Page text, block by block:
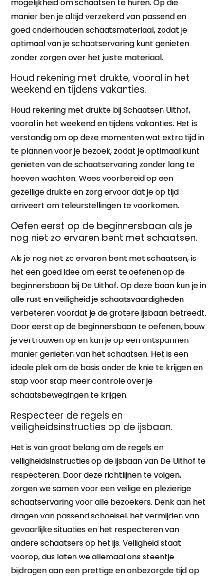
mogelijkheid om schaatsen te huren. Op die
manier ben je altijd verzekerd van passend en
goed onderhouden schaatsmateriaal, zodat je
optimaal van je schaatservaring kunt genieten
zonder zorgen over het juiste materiaal.
Houd rekening met drukte, vooral in het
weekend en tijdens vakanties.
Houd rekening met drukte bij Schaatsen Uithof,
vooral in het weekend en tijdens vakanties. Het is
verstandig om op deze momenten wat extra tijd in
te plannen voor je bezoek, zodat je optimaal kunt
genieten van de schaatservaring zonder lang te
hoeven wachten. Wees voorbereid op een
gezellige drukte en zorg ervoor dat je op tijd
arriveert om teleurstellingen te voorkomen.
Oefen eerst op de beginnersbaan als je
nog niet zo ervaren bent met schaatsen.
Als je nog niet zo ervaren bent met schaatsen, is
het een goed idee om eerst te oefenen op de
beginnersbaan bij De Uithof. Op deze baan kun je in
alle rust en veiligheid je schaatsvaardigheden
verbeteren voordat je de grotere ijsbaan betreedt.
Door eerst op de beginnersbaan te oefenen, bouw
je vertrouwen op en kun je op een ontspannen
manier genieten van het schaatsen. Het is een
ideale plek om de basis onder de knie te krijgen en
stap voor stap meer controle over je
schaatsbewegingen te krijgen.
Respecteer de regels en
veiligheidsinstructies op de ijsbaan.
Het is van groot belang om de regels en
veiligheidsinstructies op de ijsbaan van De Uithof te
respecteren. Door deze richtlijnen te volgen,
zorgen we samen voor een veilige en plezierige
schaatservaring voor alle bezoekers. Denk aan het
dragen van passend schoeisel, het vermijden van
gevaarlijke situaties en het respecteren van
andere schaatsers op het ijs. Veiligheid staat
voorop, dus laten we allemaal ons steentje
bijdragen aan een prettige en onbezorgde tijd op